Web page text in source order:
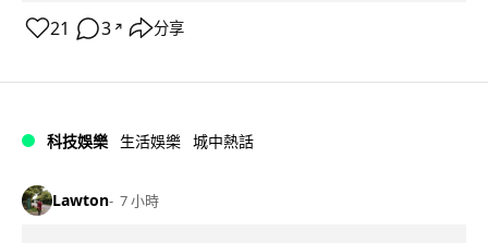
21 3 ↗ 分享
科技娛樂 生活娛樂 城中熱話
Lawton 7 小時